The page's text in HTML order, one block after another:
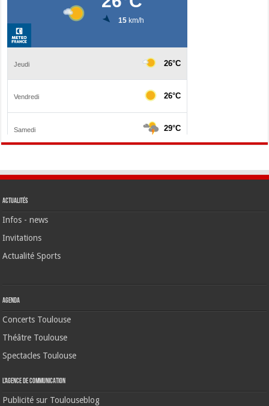
Actualités
Infos - news
Invitations
Actualité Sports
Agenda
Concerts Toulouse
Théâtre Toulouse
Spectacles Toulouse
L’agence de communication
Publicité sur Toulouseblog